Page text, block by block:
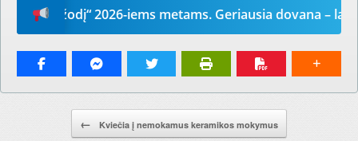
žodį“ 2026-iems metams. Geriausia dovana –
Pranešimo navigacija.
← Kviečia į nemokamus keramikos mokymus